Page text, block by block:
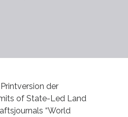
der
of State-Led Land
“World